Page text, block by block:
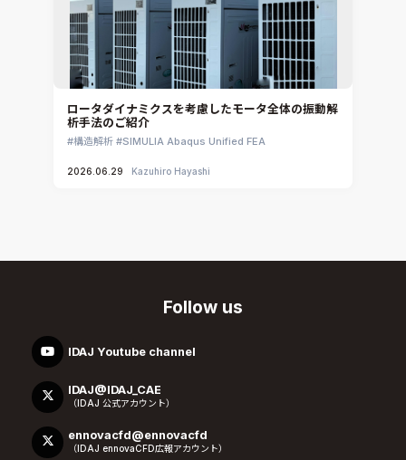
ロータダイナミクスを考慮したモータ全体の振動解
析手法のご紹介
構造解析 SIMULIA Abaqus Unified FEA
2026.06.29 Kazuhiro Hayashi
Follow us
IDAJ Youtube channel
IDAJ@IDAJ_CAE
（IDAJ 公式アカウント）
ennovacfd@ennovacfd
（IDAJ ennovaCFD広報アカウント）